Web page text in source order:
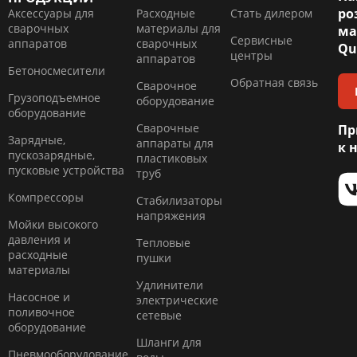
Аксессуары для
сварочных
аппаратов
Бетоносмесители
Грузоподъемное
оборудование
Зарядные,
пускозарядные,
пусковые устройства
Компресcоры
Мойки высокого
давления и
расходные
материалы
Насосное и
поливочное
оборудование
Расходные
материалы для
сварочных
аппаратов
Сварочное
оборудование
Сварочные
аппараты для
пластиковых
труб
Стабилизаторы
напряжения
Тепловые
пушки
Удлинители
электрические
сетевые
Шланги для
Стать дилером
Сервисные
центры
Обратная связь
к